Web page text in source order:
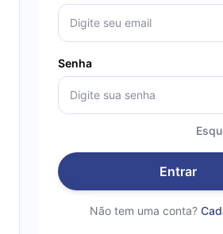
Senha
Entrar
Não tem uma conta?